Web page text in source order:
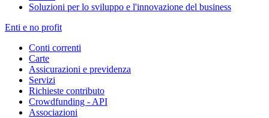
Soluzioni per lo sviluppo e l'innovazione del business
Enti e no profit
Conti correnti
Carte
Assicurazioni e previdenza
Servizi
Richieste contributo
Crowdfunding - API
Associazioni